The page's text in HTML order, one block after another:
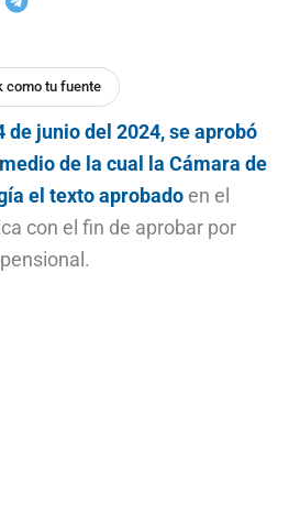
como tu fuente
de junio del 2024, se aprobó
de la cual la Cámara de
el texto aprobado en el
con el fin de aprobar por